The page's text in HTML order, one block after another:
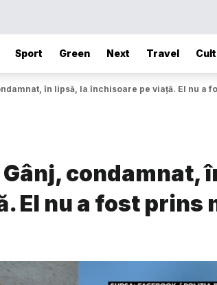
Sport Green Next Travel
în lipsă, la închisoare pe viață. El nu a
condamnat,
El nu a fost prins